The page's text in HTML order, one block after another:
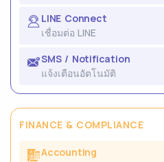
LINE Connect
เชื่อมต่อ LINE
SMS / Notification
แจ้งเตือนอัตโนมัติ
FINANCE & COMPLIANCE
Accounting